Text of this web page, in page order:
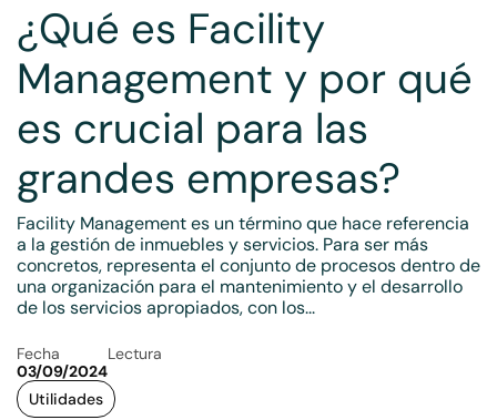
¿Qué es Facility
Management y por qué
es crucial para las
grandes empresas?
Facility Management es un término que hace referencia
a la gestión de inmuebles y servicios. Para ser más
concretos, representa el conjunto de procesos dentro de
una organización para el mantenimiento y el desarrollo
de los servicios apropiados, con los...
Fecha
03/09/2024
Lectura
Utilidades